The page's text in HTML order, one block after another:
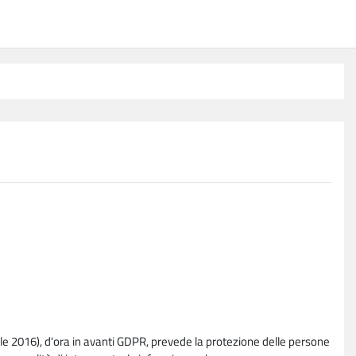
d'ora in avanti GDPR, prevede la protezione delle persone